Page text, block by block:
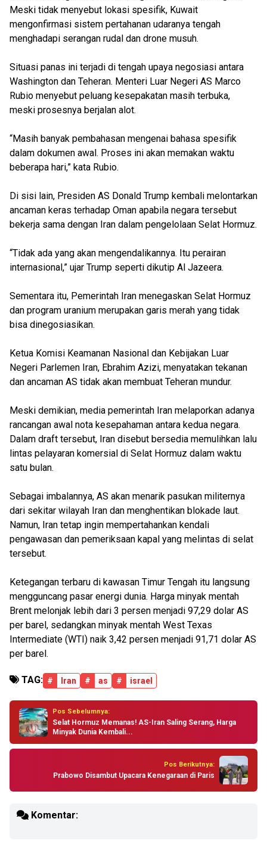
Meski tidak menyebut lokasi spesifik, Kuwait
mengonfirmasi sistem pertahanan udaranya tengah
menghadapi serangan rudal dan drone musuh.
Situasi panas ini terjadi di tengah upaya negosiasi antara
Washington dan Teheran. Menteri Luar Negeri AS Marco
Rubio menyebut peluang kesepakatan masih terbuka,
meski prosesnya berjalan alot.
“Masih banyak pembahasan mengenai bahasa spesifik
dalam dokumen awal. Proses ini akan memakan waktu
beberapa hari,” kata Rubio.
Di sisi lain, Presiden AS Donald Trump kembali melontarkan
ancaman keras terhadap Oman apabila negara tersebut
bekerja sama dengan Iran dalam pengelolaan Selat Hormuz.
“Tidak ada yang akan mengendalikannya. Itu perairan
internasional,” ujar Trump seperti dikutip Al Jazeera.
Sementara itu, Pemerintah Iran menegaskan Selat Hormuz
dan program uranium merupakan garis merah yang tidak
bisa dinegosiasikan.
Ketua Komisi Keamanan Nasional dan Kebijakan Luar
Negeri Parlemen Iran, Ebrahim Azizi, menyatakan tekanan
dan ancaman AS tidak akan membuat Teheran mundur.
Meski demikian, media pemerintah Iran melaporkan adanya
rancangan awal nota kesepahaman antara kedua negara.
Dalam draft tersebut, Iran disebut bersedia memulihkan lalu
lintas pelayaran komersial di Selat Hormuz dalam waktu
satu bulan.
Sebagai imbalannya, AS akan menarik pasukan militernya
dari sekitar wilayah Iran dan menghentikan blokade laut.
Namun, Iran tetap ingin mempertahankan kendali
pengawasan dan pemeriksaan kapal yang melintas di selat
tersebut.
Ketegangan terbaru di kawasan Timur Tengah itu langsung
mengguncang pasar energi dunia. Harga minyak mentah
Brent melonjak lebih dari 3 persen menjadi 97,29 dolar AS
per barel, sedangkan minyak mentah West Texas
Intermediate (WTI) naik 3,42 persen menjadi 91,71 dolar AS
per barel.
TAG: # Iran # as # israel
Pos Sebelumnya:
Selat Hormuz Memanas! AS-Iran Saling Serang, Harga
Minyak Dunia Kembali...
Pos Berikutnya:
Prabowo Disambut Upacara Kenegaraan di Paris
Komentar: